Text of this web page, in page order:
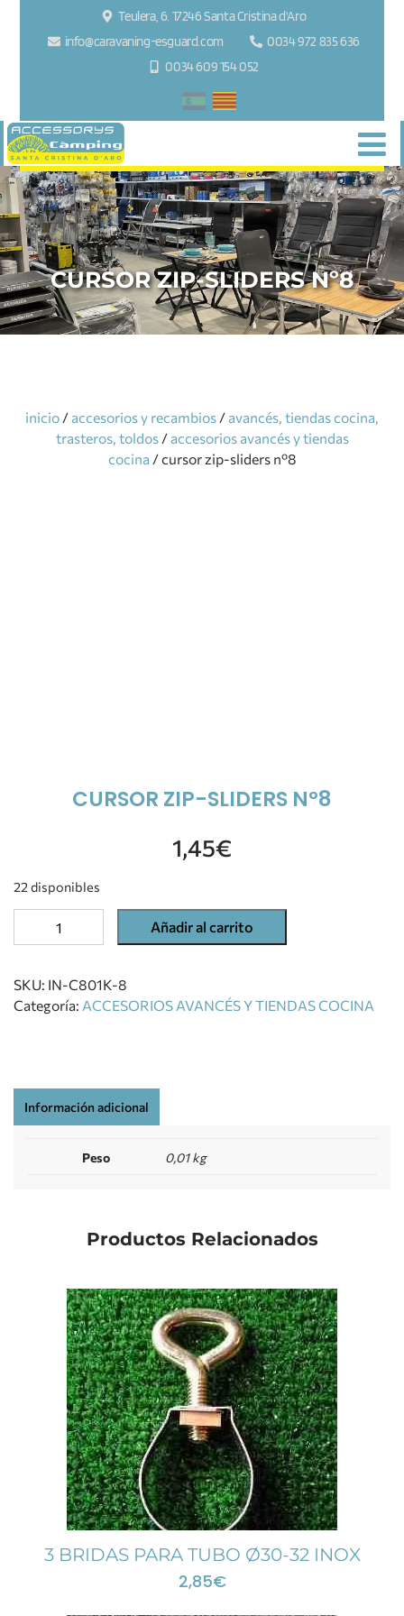
Teulera, 6. 17246 Santa Cristina d'Aro
info@caravaning-esguard.com
0034 972 835 636
0034 609 154 052
CURSOR ZIP-SLIDERS Nº8
inicio / accesorios y recambios / avancés, tiendas cocina,
trasteros, toldos/ accesorios avancés y tiendas
cocina / cursor zip-sliders nº8
CURSOR ZIP-SLIDERS Nº8
1,45€
22 disponibles
Añadir al carrito
SKU: IN-C801K-8
Categoría: ACCESORIOS AVANCÉS Y TIENDAS COCINA
Información adicional
Peso 0,01 kg
Productos Relacionados
3 BRIDAS PARA TUBO Ø30-32 INOX
2,85€